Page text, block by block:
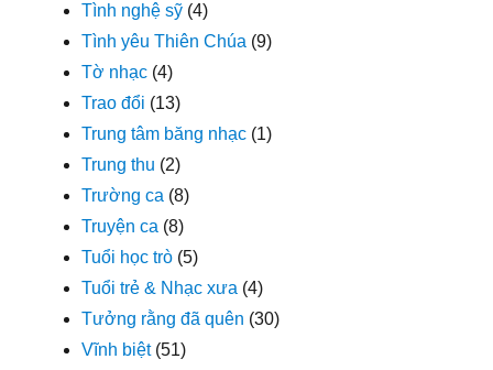
Tình nghệ sỹ (4)
Tình yêu Thiên Chúa (9)
Tờ nhạc (4)
Trao đổi (13)
Trung tâm băng nhạc (1)
Trung thu (2)
Trường ca (8)
Truyện ca (8)
Tuổi học trò (5)
Tuổi trẻ & Nhạc xưa (4)
Tưởng rằng đã quên (30)
Vĩnh biệt(51)